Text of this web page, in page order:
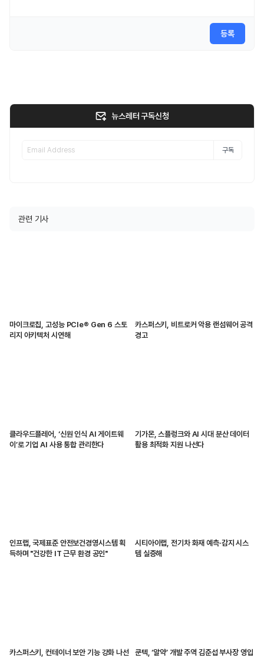
등록
뉴스레터 구독신청
구독
관련 기사
마이크로칩, 고성능 PCIe® Gen 6 스토
리지 아키텍처 시연해
카스퍼스키, 비트로커 악용 랜섬웨어 공격
경고
클라우드플레어, ‘신원 인식 AI 게이트웨
이’로 기업 AI 사용 통합 관리한다
기가몬, 스플렁크와 AI 시대 분산 데이터
활용 최적화 지원 나선다
인프랩, 국제표준 안전보건경영시스템 획
득하며 "건강한 IT 근무 환경 공인"
시티아이랩, 전기차 화재 예측·감지 시스
템 실증해
카스퍼스키, 컨테이너 보안 기능 강화 나선
쿤텍, ‘알약’ 개발 주역 김준섭 부사장 영입